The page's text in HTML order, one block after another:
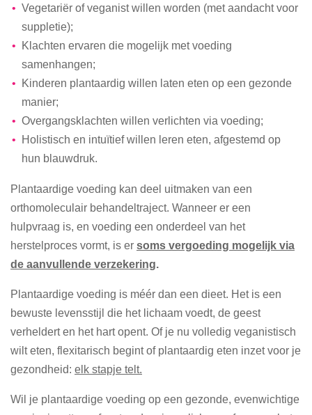
Vegetariër of veganist willen worden (met aandacht voor
suppletie);
Klachten ervaren die mogelijk met voeding
samenhangen;
Kinderen plantaardig willen laten eten op een gezonde
manier;
Overgangsklachten willen verlichten via voeding;
Holistisch en intuïtief willen leren eten, afgestemd op
hun blauwdruk.
Plantaardige voeding kan deel uitmaken van een
orthomoleculair behandeltraject. Wanneer er een
hulpvraag is, en voeding een onderdeel van het
herstelproces vormt, is er soms vergoeding mogelijk via
de aanvullende verzekering.
Plantaardige voeding is méér dan een dieet. Het is een
bewuste levensstijl die het lichaam voedt, de geest
verheldert en het hart opent. Of je nu volledig veganistisch
wilt eten, flexitarisch begint of plantaardig eten inzet voor je
gezondheid: elk stapje telt.
Wil je plantaardige voeding op een gezonde, evenwichtige